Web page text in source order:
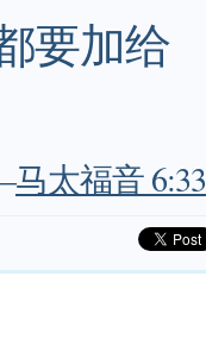
要加给
马太福音 6:33